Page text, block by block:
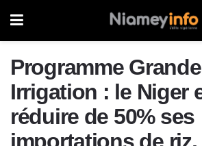
Programme Grande
Irrigation : le Niger
réduire de 50% ses